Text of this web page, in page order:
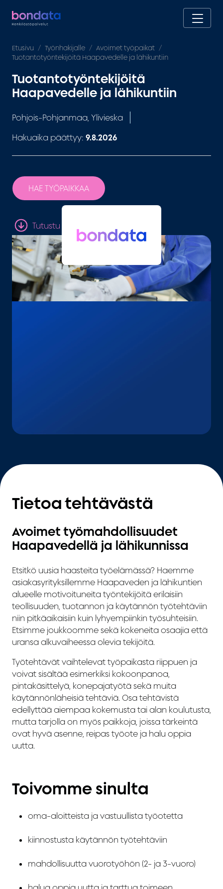
Etusivu Työnhakijalle
Avoimet työpaikat
Tuotantotyöntekijöitä Haapavedelle ja lähikuntiin
Tuotantotyöntekijöitä
Haapavedelle ja lähikuntiin
Pohjois-Pohjanmaa, Ylivieska
Hakuaika päättyy: 9.8.2026
HAE TYÖPAIKKAA
Tutustu tarkemmin
Tietoa tehtävästä
Avoimet työmahdollisuudet
Haapavedellä ja lähikunnissa
Etsitkö uusia haasteita työelämässä? Haemme
asiakasyrityksillemme Haapaveden ja lähikuntien
alueelle motivoituneita työntekijöitä erilaisiin
teollisuuden, tuotannon ja käytännön työtehtäviin
niin pitkäaikaisiin kuin lyhyempiinkin työsuhteisiin.
Etsimme joukkoomme sekä kokeneita osaajia että
uransa alkuvaiheessa olevia tekijöitä.
Työtehtävät vaihtelevat työpaikasta riippuen ja
voivat sisältää esimerkiksi kokoonpanoa,
pintakäsittelyä, konepajatyötä sekä muita
käytännönläheisiä tehtäviä. Osa tehtävistä
edellyttää aiempaa kokemusta tai alan koulutusta,
mutta tarjolla on myös paikkoja, joissa tärkeintä
ovat hyvä asenne, reipas työote ja halu oppia
uutta.
Toivomme sinulta
oma-aloitteista ja vastuullista työotetta
kiinnostusta käytännön työtehtäviin
mahdollisuutta vuorotyöhön (2- ja 3-vuoro)